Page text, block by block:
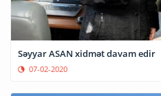
Səyyar ASAN xidmət davam edir
07-02-2020